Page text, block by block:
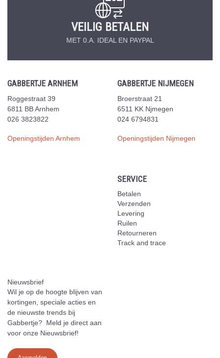
VEILIG BETALEN
MET 0.A. IDEAL EN PAYPAL
GABBERTJE ARNHEM
Roggestraat 39
6811 BB Arnhem
026 3823822
Openingstijden Arnhem
GABBERTJE NIJMEGEN
Broerstraat 21
6511 KK Njmegen
024 6794831
Openingstijden Nijmegen
SERVICE
Betalen
Verzenden
Levering
Ruilen
Retourneren
Track and trace
Nieuwsbrief
Wil je op de hoogte blijven van
kortingen, speciale acties en
de nieuwste trends bij
Gabbertje? Meld je direct aan
voor onze Nieuwsbrief!